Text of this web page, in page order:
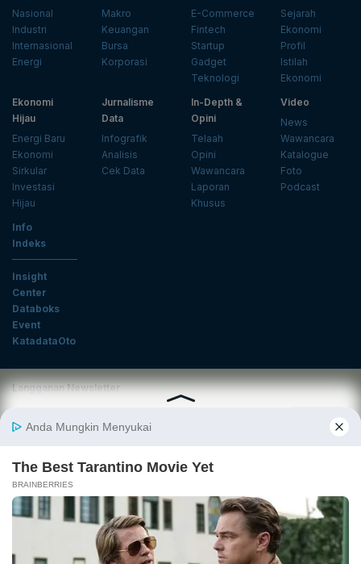
Nasional
Industri
Internasional
Energi
Makro
Keuangan
Bursa
Korporasi
E-Commerce
Fintech
Startup
Gadget
Teknologi
Sejarah
Ekonomi
Profil
Istilah
Ekonomi
Ekonomi
Hijau
Energi Baru
Ekonomi
Sirkular
Investasi
Hijau
Jurnalisme
Data
Infografik
Analisis
Cek Data
In-Depth &
Opini
Telaah
Opini
Wawancara
Laporan
Khusus
Video
News
Wawancara
Katalogue
Foto
Podcast
Info
Indeks
Insight
Center
Databoks
Event
KatadataOto
Langganan Newsletter
Tentang Katadata Advertising Karier
Pedoman Media Siber
Kebijakan Privasi
Disclaimer
Hubungi Kami
©2025 Katadata. Hak cipta dilindungi Undang-undang.